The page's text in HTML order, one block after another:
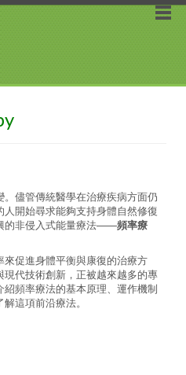
儘管傳統醫學在治療疾病方面仍
開始尋求能夠支持身體自然修復
的非侵入式能量療法——頻率療
促進身體平衡與康復的治療方
代技術創新，正被越來越多的專
頻率療法的基本原理、運作機制
這項前沿療法。